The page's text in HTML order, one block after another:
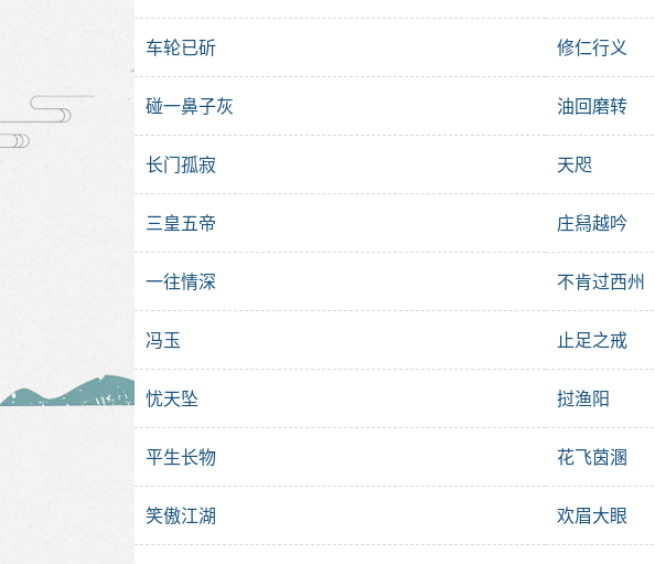
车轮已斫 修仁行义
碰一鼻子灰 油回磨转
长门孤寂 天咫
三皇五帝 庄舄越吟
一往情深 不肯过西州
冯玉 止足之戒
忧天坠 挝渔阳
平生长物 花飞茵溷
笑傲江湖 欢眉大眼